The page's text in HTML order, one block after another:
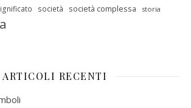
società società complessa storia
ARTICOLI RECENTI